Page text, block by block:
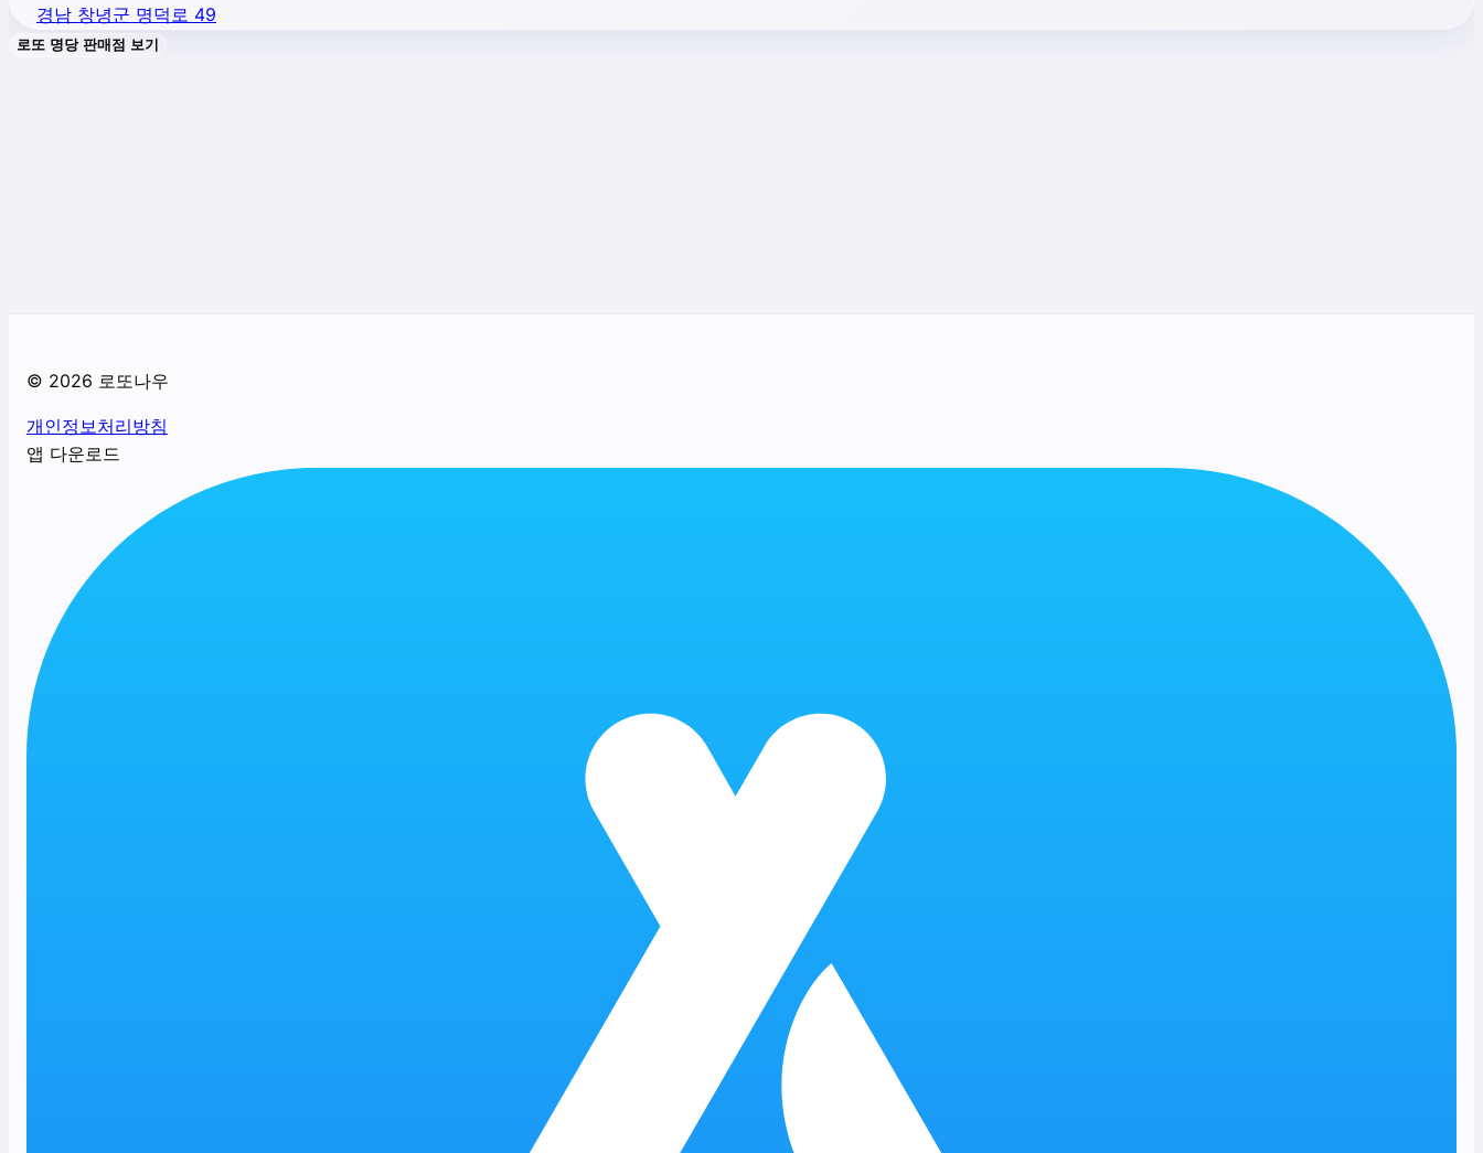
경남 창녕군 명덕로 49
로또 명당 판매점 보기
© 2026 로또나우
개인정보처리방침
앱 다운로드